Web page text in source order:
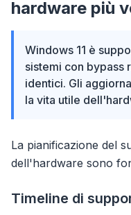
hardware più
Windows 11 è
sistemi con bypass
identici. Gli
la vita utile
La pianificazione del
dell'hardware sono
Timeline di